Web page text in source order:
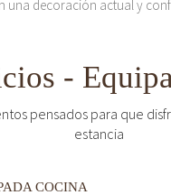
una decoración actual y
-
pensados para que
estancia
COCINA